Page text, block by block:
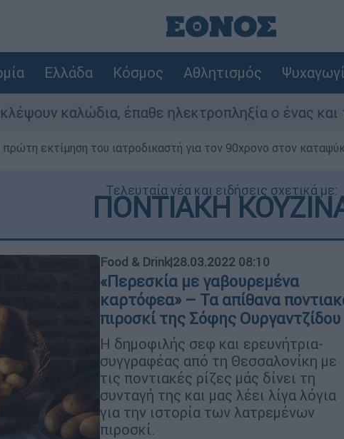
Ελλάδα Κόσμος Αθλητισμός
ηλεκτροπληξία ο ένας και τον άφησαν
εκτίμηση του ιατροδικαστή για τον 90χρονο στον
Τελευταία νέα και ειδήσεις σχετικά με:
ΠΟΝΤΙΑΚΗ
Food & Drink|28.03.2022 08:10
«Περεσκία με γαβουρεμένα
καρτόφεα» – Τα απίθανα
πιροσκί της Σόφης Ουργαντζίδου
Η δημοφιλής σεφ και ερευνήτρια-
συγγραφέας από τη Θεσσαλονίκη με
τις ποντιακές ρίζες μάς δίνει τη
συνταγή της και μας λέει λίγα λόγια
για την ιστορία των λατρεμένων
πιροσκί.